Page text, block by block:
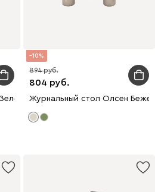
10
804
894
Журнальный стол Олсен